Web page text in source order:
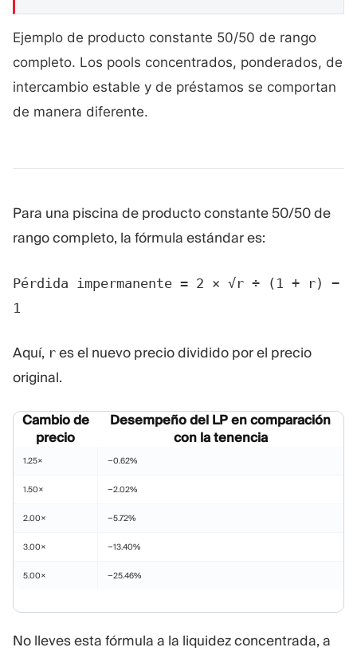
Ejemplo de producto constante 50/50 de rango
completo. Los pools concentrados, ponderados, de
intercambio estable y de préstamos se comportan
de manera diferente.
Para una piscina de producto constante 50/50 de
rango completo, la fórmula estándar es:
Pérdida impermanente = 2 × √r ÷ (1 + r) −
1
Aquí, r es el nuevo precio dividido por el precio
original.
Cambio de
precio
Desempeño del LP en comparación
con la tenencia
1.25× −0.62%
1.50× −2.02%
2.00× −5.72%
3.00× −13.40%
5.00× −25.46%
No lleves esta fórmula a la liquidez concentrada, a